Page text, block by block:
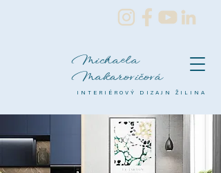
Michaela
Makarovičová
INTERIÉROVÝ DIZAJN ŽILINA